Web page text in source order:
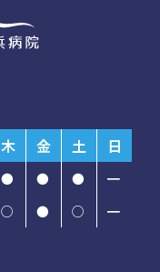
木 金 土 日
● ● ●
━
○ ● ○ ━